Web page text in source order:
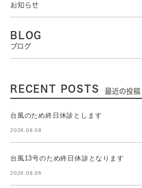
お知らせ
BLOG
ブログ
RECENT POSTS 最近の投稿
台風のため終日休診とします
2026.08.08
台風13号のため終日休診となります
2026.08.06